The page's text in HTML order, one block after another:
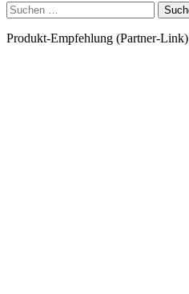
Suchen
nach:
Produkt-Empfehlung (Partner-Link)